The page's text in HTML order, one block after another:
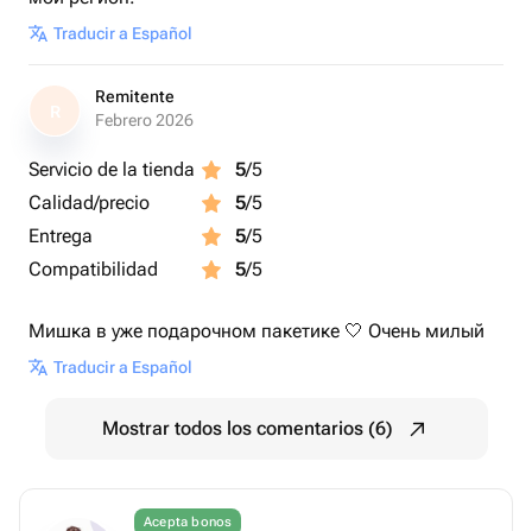
Traducir a Español
R
Remitente
Febrero 2026
Servicio de la tienda 5/5
Calidad/precio
5/5
Entrega
5/5
Compatibilidad
5/5
Мишка в уже подарочном пакетике 🤍 Очень милый
Traducir a Español
Mostrar todos los comentarios (6)
Acepta bonos